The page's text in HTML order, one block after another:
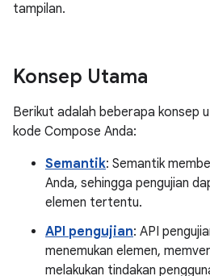
tampilan.
Konsep Utama
Berikut adalah beberapa konsep
kode Compose Anda:
Semantik: Semantik
Anda, sehingga pengujian
elemen tertentu.
API pengujian: API
menemukan elemen,
melakukan tindakan